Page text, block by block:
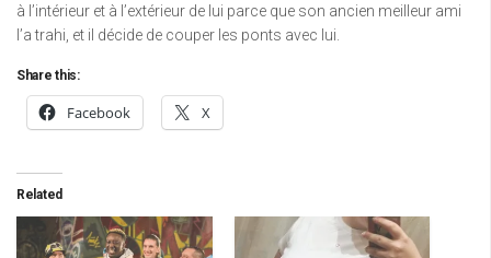
à l’intérieur et à l’extérieur de lui parce que son ancien meilleur ami
l’a trahi, et il décide de couper les ponts avec lui.
Share this:
Facebook X
Related